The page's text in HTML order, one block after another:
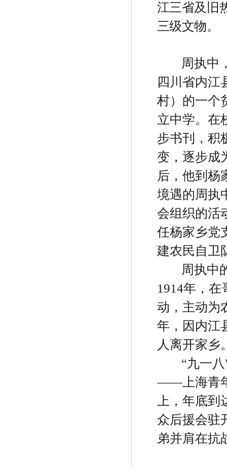
江三省及旧
三级文物。
周执中
四川省内江
村）的一个
立中学。在
步书刊，积
变，逐步成
后，他到杨
境遇的周执
会组织的活
任杨家乡党
建农民自卫
周执中
1914年，在
动，主动为
年，因内江
人离开家乡
“九一八
——上海青
上，年底
众后援会驻
弟并肩在抗